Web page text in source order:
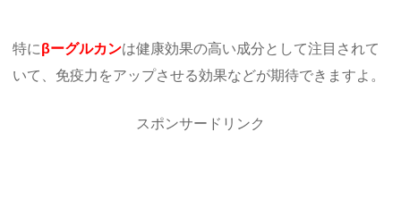
特にβーグルカンは健康効果の高い成分として注目されて
いて、免疫力をアップさせる効果などが期待できますよ。
スポンサードリンク